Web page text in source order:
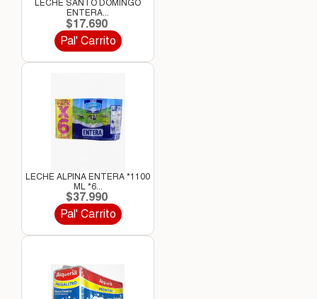
LECHE SANTO DOMINGO
ENTERA...
$17.690
Pal' Carrito
LECHE ALPINA ENTERA *1100
ML *6...
$37.990
Pal' Carrito